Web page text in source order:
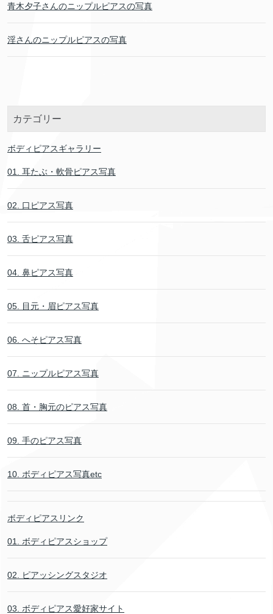
青木夕子さんのニップルピアスの写真
淫さんのニップルピアスの写真
カテゴリー
ボディピアスギャラリー
01. 耳たぶ・軟骨ピアス写真
02. 口ピアス写真
03. 舌ピアス写真
04. 鼻ピアス写真
05. 目元・眉ピアス写真
06. へそピアス写真
07. ニップルピアス写真
08. 首・胸元のピアス写真
09. 手のピアス写真
10. ボディピアス写真etc
ボディピアスリンク
01. ボディピアスショップ
02. ピアッシングスタジオ
03. ボディピアス愛好家サイト